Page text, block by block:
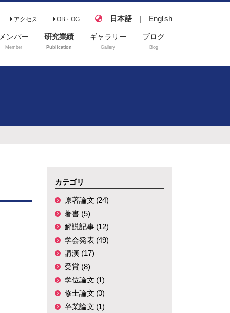
アクセス OB・OG 日本語 | English
メンバー
Member
研究業績
Publication
修士論文
ギャラリー
Gallery
ブログ
Blog
カテゴリ
原著論文 (24)
著書 (5)
解説記事 (12)
学会発表 (49)
講演 (17)
受賞 (8)
学位論文 (1)
修士論文 (0)
卒業論文 (1)